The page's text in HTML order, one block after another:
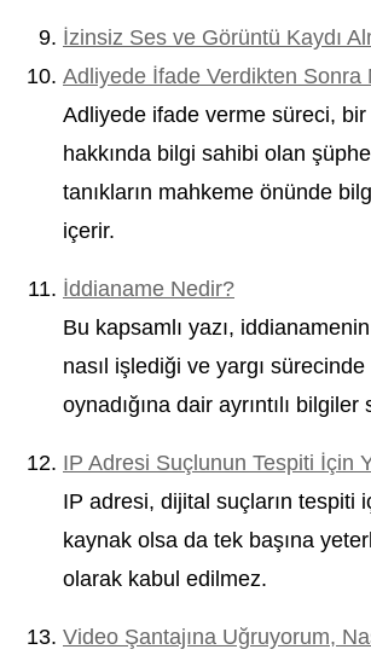
İzinsiz Ses ve Görüntü Kaydı
Adliyede İfade Verdikten Sonra
Adliyede ifade verme süreci,
hakkında bilgi sahibi olan
tanıkların mahkeme önünde
içerir.
İddianame Nedir?
Bu kapsamlı yazı,
nasıl işlediği ve yargı sürecinde
oynadığına dair ayrıntılı bilgiler
IP Adresi Suçlunun Tespiti İçin
IP adresi, dijital suçların tespiti
kaynak olsa da tek başına
olarak kabul edilmez.
Video Şantajına Uğruyorum,